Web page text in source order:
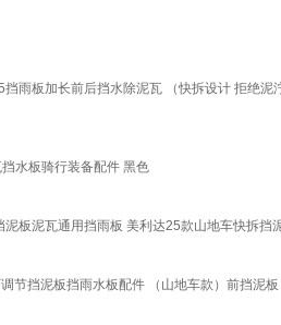
雨板加长前后挡水除泥瓦 （快拆设计 拒绝泥
水板骑行装备配件 黑色
板泥瓦通用挡雨板 美利达25款山地车快拆挡
节挡泥板挡雨水板配件 （山地车款）前挡泥板